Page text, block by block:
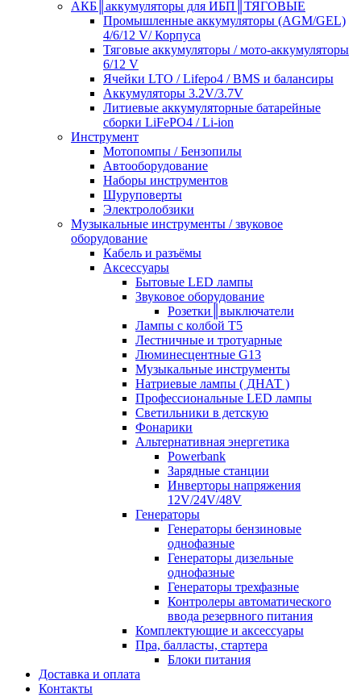
АКБ║аккумуляторы для ИБП║ТЯГОВЫЕ
Промышленные аккумуляторы (AGM/GEL)
4/6/12 V/ Корпуса
Тяговые аккумуляторы / мото-аккумуляторы
6/12 V
Ячейки LTO / Lifepo4 / BMS и балансиры
Аккумуляторы 3.2V/3.7V
Литиевые аккумуляторные батарейные
сборки LiFePO4 / Li-ion
Инструмент
Мотопомпы / Бензопилы
Автооборудование
Наборы инструментов
Шуруповерты
Электролобзики
Музыкальные инструменты / звуковое
оборудование
Кабель и разъёмы
Аксессуары
Бытовые LED лампы
Звуковое оборудование
Розетки║выключатели
Лампы с колбой Т5
Лестничные и тротуарные
Люминесцентные G13
Музыкальные инструменты
Натриевые лампы ( ДНАТ )
Профессиональные LED лампы
Светильники в детскую
Фонарики
Альтернативная энергетика
Powerbank
Зарядные станции
Инверторы напряжения
12V/24V/48V
Генераторы
Генераторы бензиновые
однофазные
Генераторы дизельные
однофазные
Генераторы трехфазные
Контролеры автоматического
ввода резервного питания
Комплектующие и аксессуары
Пра, балласты, стартера
Блоки питания
Доставка и оплата
Контакты